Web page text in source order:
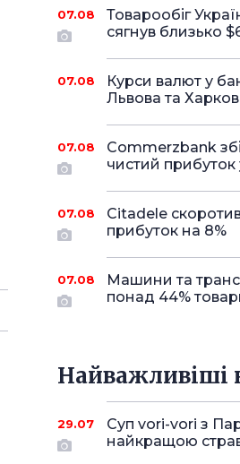
07.08
Товарообіг
сягнув близько
07.08
Курси валют у
Львова та
07.08
Commerzbank
чистий прибуток
07.08
Citadele
прибуток на 8%
07.08
Машини та
понад 44%
Найважливіші
29.07
Суп vori-vori з
найкращою